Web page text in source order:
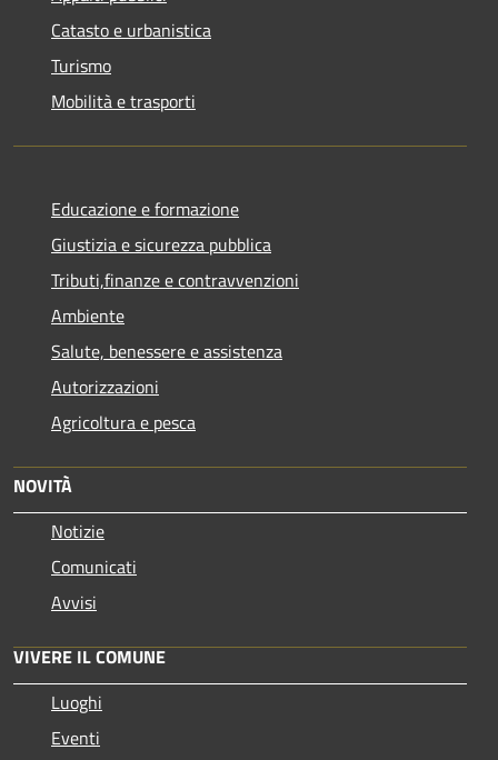
Catasto e urbanistica
Turismo
Mobilità e trasporti
Educazione e formazione
Giustizia e sicurezza pubblica
Tributi,finanze e contravvenzioni
Ambiente
Salute, benessere e assistenza
Autorizzazioni
Agricoltura e pesca
NOVITÀ
Notizie
Comunicati
Avvisi
VIVERE IL COMUNE
Luoghi
Eventi